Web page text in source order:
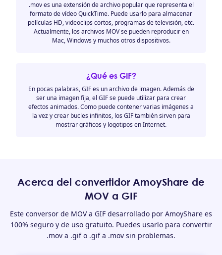
.mov es una extensión de archivo popular que representa el
formato de vídeo QuickTime. Puede usarlo para almacenar
películas HD, videoclips cortos, programas de televisión, etc.
Actualmente, los archivos MOV se pueden reproducir en
Mac, Windows y muchos otros dispositivos.
¿Qué es GIF?
En pocas palabras, GIF es un archivo de imagen. Además de
ser una imagen fija, el GIF se puede utilizar para crear
efectos animados. Como puede contener varias imágenes a
la vez y crear bucles infinitos, los GIF también sirven para
mostrar gráficos y logotipos en Internet.
Acerca del convertidor AmoyShare de
MOV a GIF
Este conversor de MOV a GIF desarrollado por AmoyShare es
100% seguro y de uso gratuito. Puedes usarlo para convertir
.mov a .gif o .gif a .mov sin problemas.